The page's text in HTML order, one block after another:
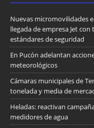
Nuevas micromovilidades
llegada de empresa Jet
estándares de seguridad
En Pucón adelantan
meteorológicos
Cámaras municipales de
tonelada y media de
Heladas: reactivan
medidores de agua